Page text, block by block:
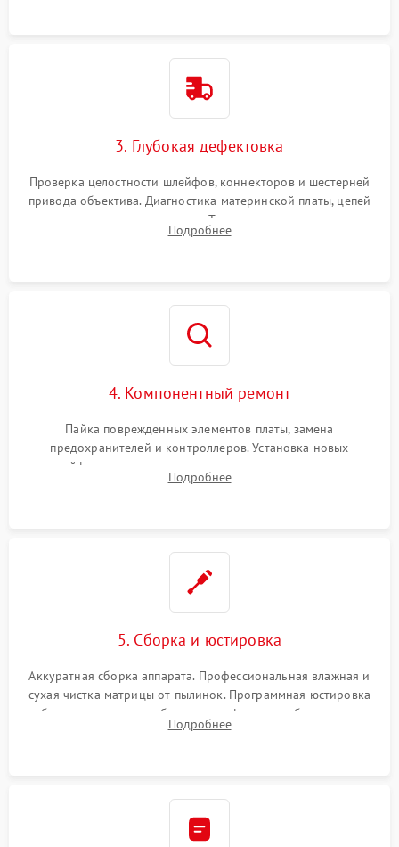
3. Глубокая дефектовка
Проверка целостности шлейфов, коннекторов и шестерней
привода объектива. Диагностика материнской платы, цепей
питания и картоприемника. Тестирование механизма
затвора и блока внутрикамерной стабилизации.
Подробнее
4. Компонентный ремонт
Пайка поврежденных элементов платы, замена
предохранителей и контроллеров. Установка новых
шлейфов, дисплея, механизма затвора или двигателя
автофокуса. Восстановление геометрии тубуса объектива
Подробнее
5. Сборка и юстировка
Аккуратная сборка аппарата. Профессиональная влажная и
сухая чистка матрицы от пылинок. Программная юстировка
рабочего отрезка, калибровка автофокуса, стабилизатора и
экспозамера с помощью сервисного ПО.
Подробнее